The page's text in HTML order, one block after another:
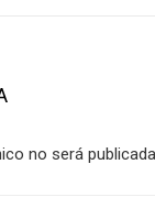
no será